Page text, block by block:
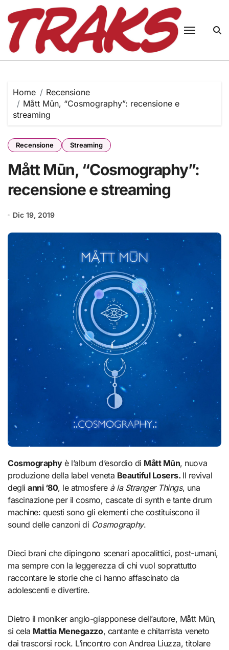
content
Home
Recensione
Mått Mūn, “Cosmography”: recensione e
streaming
Recensione Streaming
Mått Mūn, “Cosmography”:
recensione e streaming
Dic 19, 2019
Cosmographyè l’album d’esordio di Mått Mūn, nuova
produzione della label veneta Beautiful Losers. Il revival
deglianni ‘80, le atmosfere à la Stranger Things, una
fascinazione per il cosmo, cascate di synth e tante drum
machine: questi sono gli elementi che costituiscono il
sound delle canzoni di Cosmography.
Dieci brani che dipingono scenari apocalittici, post-umani,
ma sempre con la leggerezza di chi vuol soprattutto
raccontare le storie che ci hanno affascinato da
adolescenti e divertire.
Dietro il moniker anglo-giapponese dell’autore, Mått Mūn,
si cela Mattia Menegazzo, cantante e chitarrista veneto
dai trascorsi rock. L’incontro con Andrea Liuzza, titolare